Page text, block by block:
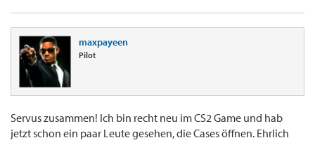
maxpayeen
Pilot
Servus zusammen! Ich bin recht neu im CS2 Game und hab
jetzt schon ein paar Leute gesehen, die Cases öffnen. Ehrlich